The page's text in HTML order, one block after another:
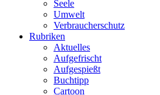
Seele
Umwelt
Verbraucherschutz
Rubriken
Aktuelles
Aufgefrischt
Aufgespießt
Buchtipp
Cartoon